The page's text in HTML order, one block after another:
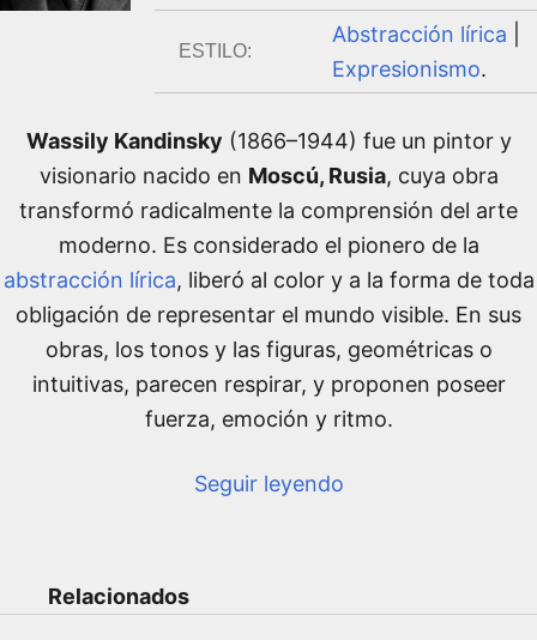
ESTILO:
Abstracción lírica
Expresionismo.
Wassily Kandinsky (1866–1944) fue un pintor y
visionario nacido en Moscú, Rusia, cuya obra
transformó radicalmente la comprensión del arte
moderno. Es considerado el pionero de la
abstracción lírica, liberó al color y a la forma de toda
obligación de representar el mundo visible. En sus
obras, los tonos y las figuras, geométricas o
intuitivas, parecen respirar, y proponen poseer
fuerza, emoción y ritmo.
Seguir leyendo
Relacionados